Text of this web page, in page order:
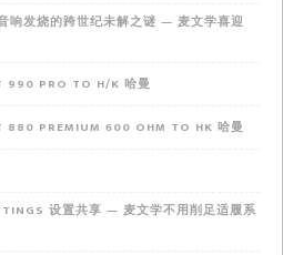
响发烧的跨世纪未解之谜 — 麦文学喜迎
990 PRO TO H/K 哈曼
880 PREMIUM 600 OHM TO HK 哈曼
设置共享 — 麦文学不用削足适履系